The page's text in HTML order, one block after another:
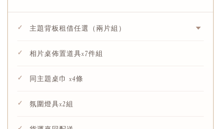
✓ 主題背板租借任選（兩片組）
✓ 相片桌佈置道具x7件組
✓ 同主題桌巾 x4條
✓ 氛圍燈具x2組